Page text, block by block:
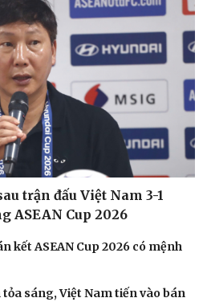
trận đấu Việt Nam 3-1
ASEAN Cup 2026
kết ASEAN Cup 2026 có mệnh
sáng, Việt Nam tiến vào bán